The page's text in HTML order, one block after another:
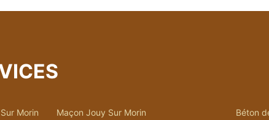
Morin Maçon Jouy Sur Morin Béton